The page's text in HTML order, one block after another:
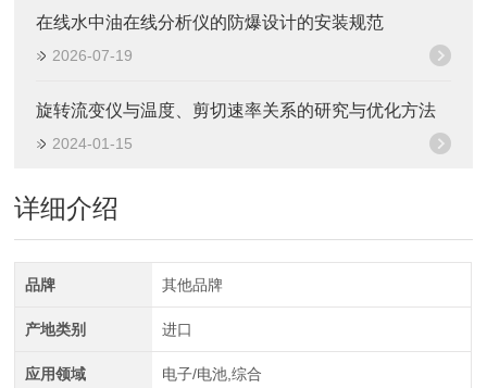
在线水中油在线分析仪的防爆设计的安装规范
2026-07-19
旋转流变仪与温度、剪切速率关系的研究与优化方法
2024-01-15
详细介绍
品牌 其他品牌
产地类别 进口
应用领域 电子/电池,综合